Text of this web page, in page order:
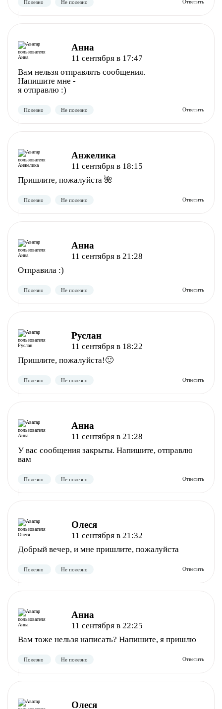
Полезно Не полезно
Не полезно
Анна
11 сентября в 17:47
Вам нельзя отправлять сообщения.
Напишите мне -
я отправлю :)
Анжелика
11 сентября в 18:15
Пришлите, пожалуйста 🌺
Анна
11 сентября в 21:28
Отправила :)
Руслан
11 сентября в 18:22
Пришлите, пожалуйста!🙂
Анна
11 сентября в 21:28
У вас сообщения закрыты. Напишите, отправлю
вам
Олеся
11 сентября в 21:32
Добрый вечер, и мне пришлите, пожалуйста
Анна
11 сентября в 22:25
Вам тоже нельзя написать? Напишите, я пришлю
Олеся